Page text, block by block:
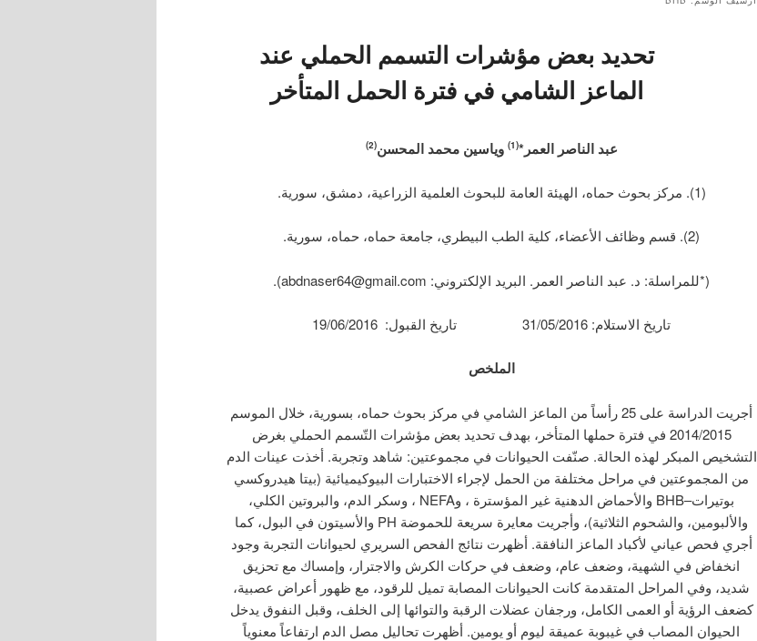
تحديد بعض مؤشرات التسمم الحملي عند
الماعز الشامي في فترة الحمل المتأخر
عبد الناصر العمر*(1) وياسين محمد المحسن(2)
(1). مركز بحوث حماه، الهيئة العامة للبحوث العلمية الزراعية، دمشق، سورية.
(2). قسم وظائف الأعضاء، كلية الطب البيطري، جامعة حماه، حماه، سورية.
(*للمراسلة: د. عبد الناصر العمر. البريد الإلكتروني: abdnaser64@gmail.com).
تاريخ الاستلام: 31/05/2016 تاريخ القبول: 19/06/2016
الملخص
أجريت الدراسة على 25 رأساً من الماعز الشامي في مركز بحوث حماه، بسورية، خلال الموسم
2014/2015 في فترة حملها المتأخر، بهدف تحديد بعض مؤشرات التّسمم الحملي بغرض
التشخيص المبكر لهذه الحالة. صنّفت الحيوانات في مجموعتين: شاهد وتجربة. أخذت عينات الدم
من المجموعتين في مراحل مختلفة من الحمل لإجراء الاختبارات البيوكيميائية (بيتا هيدروكسي
بوتيرات–BHB والأحماض الدهنية غير المؤسترة ، وNEFA ، وسكر الدم، والبروتين الكلي،
والألبومين، والشحوم الثلاثية)، وأجريت معايرة سريعة للحموضة PH والأسيتون في البول، كما
أجري فحص عياني لأكباد الماعز النافقة. أظهرت نتائج الفحص السريري لحيوانات التجربة وجود
انخفاض في الشهية، وضعف عام، وضعف في حركات الكرش والاجترار، وإمساك مع تحزيق
شديد، وفي المراحل المتقدمة كانت الحيوانات المصابة تميل للرقود، مع ظهور أعراض عصبية،
كضعف الرؤية أو العمى الكامل، ورجفان عضلات الرقبة والتوائها إلى الخلف، وقبل النفوق يدخل
الحيوان المصاب في غيبوبة عميقة ليوم أو يومين. أظهرت تحاليل مصل الدم ارتفاعاً معنوياً